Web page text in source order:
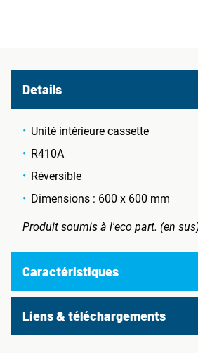
Details
Unité intérieure cassette
R410A
Réversible
Dimensions : 600 x 600 mm
Produit soumis à l'eco part. (en
Caractéristiques
Liens & téléchargements